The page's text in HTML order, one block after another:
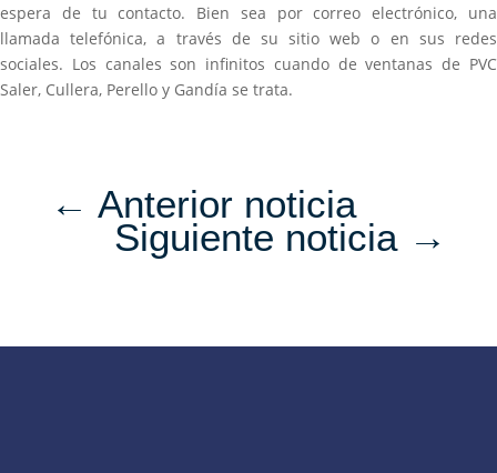
espera de tu contacto. Bien sea por correo electrónico, una
llamada telefónica, a través de su sitio web o en sus redes
sociales. Los canales son infinitos cuando de ventanas de PVC
Saler, Cullera, Perello y Gandía se trata.
← Anterior noticia
Siguiente noticia→